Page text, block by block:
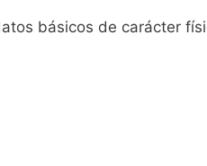
básicos de carácter